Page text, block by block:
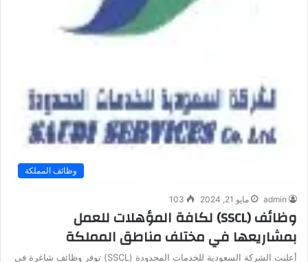
وظائف المملكة
admin مايو 21, 2024 103
وظائف (SSCL) لكافة المؤهلات للعمل
بمشاريعها في مختلف مناطق المملكة
أعلنت الشركة السعودية للخدمات المحدودة (SSCL) توفر وظائف شاغرة في